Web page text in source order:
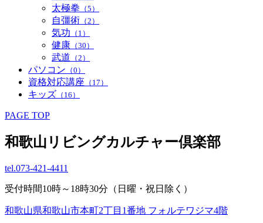
太極拳 （5）
自彊術 （2）
気功 （1）
健康 （30）
武道 （2）
パソコン （0）
資格対応講座 （17）
キッズ （16）
PAGE TOP
和歌山リビングカルチャー倶楽部
tel.073-421-4411
受付時間10時～18時30分（日曜・祝日除く）
和歌山県和歌山市本町2丁目1番地 フォルテワジマ4階